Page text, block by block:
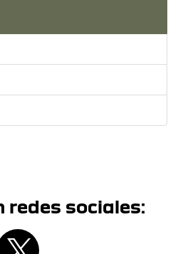
redes sociales: